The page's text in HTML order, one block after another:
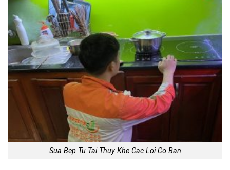
Sua Bep Tu Tai Thuy Khe Cac Loi Co Ban